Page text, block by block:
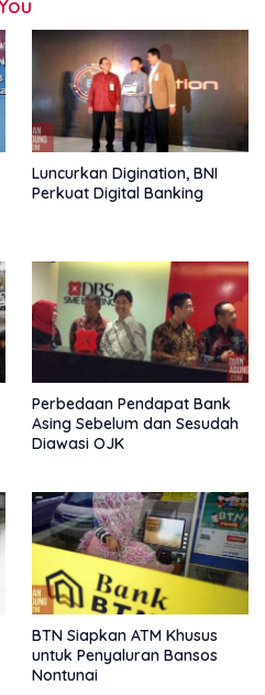
Luncurkan Digination, BNI
Perkuat Digital Banking
Perbedaan Pendapat Bank
Asing Sebelum dan Sesudah
Diawasi OJK
BTN Siapkan ATM Khusus
untuk Penyaluran Bansos
Nontunai